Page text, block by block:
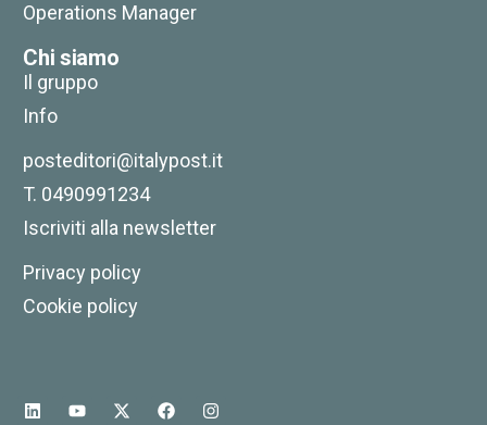
Capitale e lavoro
22,00€ 20,90€
Operations Manager
Chi siamo
Il gruppo
Info
posteditori@italypost.it
T. 0490991234
Iscriviti alla newsletter
Privacy policy
Cookie policy